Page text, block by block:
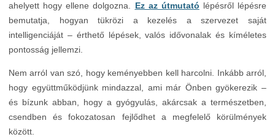
ahelyett hogy ellene dolgozna. Ez az útmutató lépésről lépésre
bemutatja, hogyan tükrözi a kezelés a szervezet saját
intelligenciáját – érthető lépések, valós idővonalak és kíméletes
pontosság jellemzi.
Nem arról van szó, hogy keményebben kell harcolni. Inkább arról,
hogy együttműködjünk mindazzal, ami már Önben gyökerezik –
és bízunk abban, hogy a gyógyulás, akárcsak a természetben,
csendben és fokozatosan fejlődhet a megfelelő körülmények
között.